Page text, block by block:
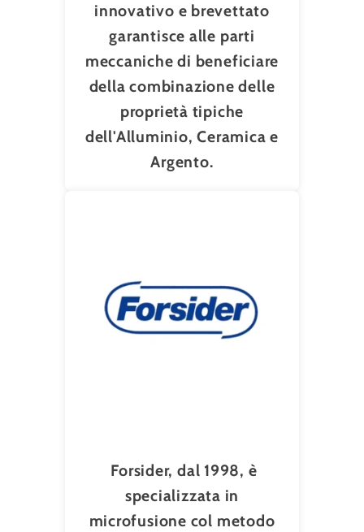
innovativo e brevettato
garantisce alle parti
meccaniche di beneficiare
della combinazione delle
proprietà tipiche
dell'Alluminio, Ceramica e
Argento.
Forsider, dal 1998, è
specializzata in
microfusione col metodo